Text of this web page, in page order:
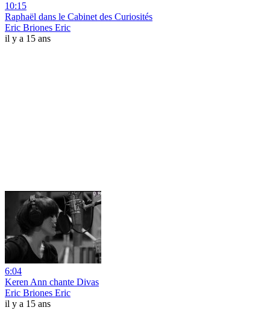
10:15
Raphaël dans le Cabinet des Curiosités
Eric Briones Eric
il y a 15 ans
6:04
Keren Ann chante Divas
Eric Briones Eric
il y a 15 ans